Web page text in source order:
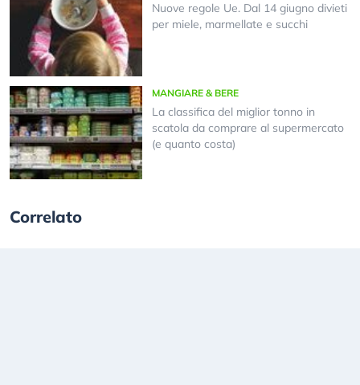
Nuove regole Ue. Dal 14 giugno divieti
per miele, marmellate e succhi
MANGIARE & BERE
La classifica del miglior tonno in
scatola da comprare al supermercato
(e quanto costa)
Correlato